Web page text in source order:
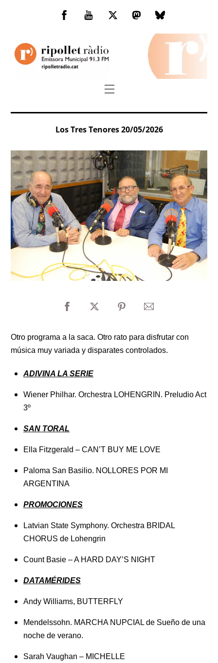
Facebook
You
TwitterMastodonBluesky
Menu
Los Tres Tenores 20/05/2026
Otro programa a la saca. Otro rato para disfrutar con
música muy variada y disparates controlados.
ADIVINA LA SERIE
Wiener Philhar. Orchestra LOHENGRIN. Preludio Act
3º
SAN TORAL
Ella Fitzgerald – CAN’T BUY ME LOVE
Paloma San Basilio. NOLLORES POR MI
ARGENTINA
PROMOCIONES
Latvian State Symphony. Orchestra BRIDAL
CHORUS de Lohengrin
Count Basie – A HARD DAY’S NIGHT
DATAMÉRIDES
Andy Williams, BUTTERFLY
Mendelssohn. MARCHA NUPCIAL de Sueño de una
noche de verano.
Sarah Vaughan – MICHELLE